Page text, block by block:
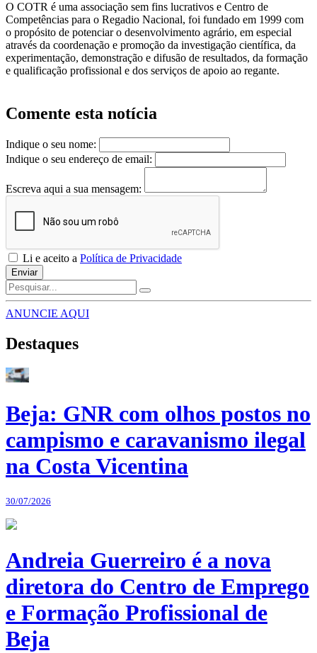
O COTR é uma associação sem fins lucrativos e Centro de
Competências para o Regadio Nacional, foi fundado em 1999 com
o propósito de potenciar o desenvolvimento agrário, em especial
através da coordenação e promoção da investigação científica, da
experimentação, demonstração e difusão de resultados, da formação
e qualificação profissional e dos serviços de apoio ao regante.
Comente esta notícia
Indique o seu nome:
Indique o seu endereço de email:
Escreva aqui a sua mensagem:
Li e aceito a Política de Privacidade
Enviar
ANUNCIE AQUI
Destaques
Beja: GNR com olhos postos no
campismo e caravanismo ilegal
na Costa Vicentina
30/07/2026
Andreia Guerreiro é a nova
diretora do Centro de Emprego
e Formação Profissional de
Beja